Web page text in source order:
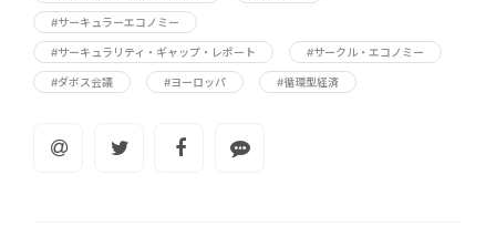
#サーキュラーエコノミー
#サーキュラリティ・ギャップ・レポート #サークル・エコノミー
#ダボス会議 #ヨーロッパ #循環型経済